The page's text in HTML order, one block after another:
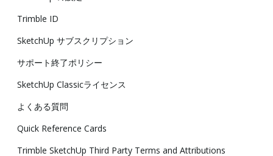
Trimble ID
SketchUp サブスクリプション
サポート終了ポリシー
SketchUp Classicライセンス
よくある質問
Quick Reference Cards
Trimble SketchUp Third Party Terms and Attributions